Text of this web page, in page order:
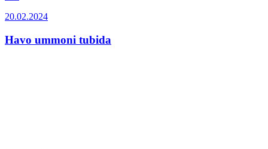
20.02.2024
Havo ummoni tubida